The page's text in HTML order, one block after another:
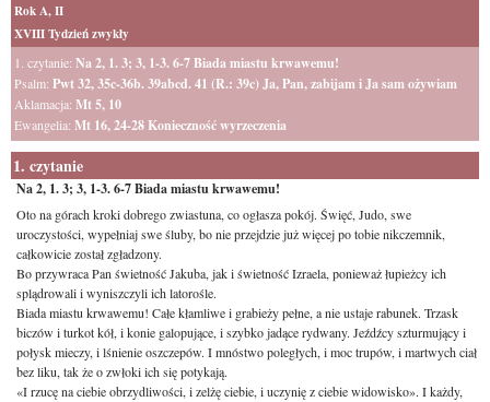
Rok A, II
XVIII Tydzień zwykły
1. czytanie: Na 2, 1. 3; 3, 1-3. 6-7 Biada miastu krwawemu!
Psalm: Pwt 32, 35c-36b. 39abcd. 41 (R.: 39c) Ja, Pan, zabijam i Ja sam ożywiam
Aklamacja: Mt 5, 10
Ewangelia: Mt 16, 24-28 Konieczność wyrzeczenia
1. czytanie
Na 2, 1. 3; 3, 1-3. 6-7 Biada miastu krwawemu!
Oto na górach kroki dobrego zwiastuna, co ogłasza pokój. Święć, Judo, swe
uroczystości, wypełniaj swe śluby, bo nie przejdzie już więcej po tobie nikczemnik,
całkowicie został zgładzony.
Bo przywraca Pan świetność Jakuba, jak i świetność Izraela, ponieważ łupieżcy ich
splądrowali i wyniszczyli ich latorośle.
Biada miastu krwawemu! Całe kłamliwe i grabieży pełne, a nie ustaje rabunek. Trzask
biczów i turkot kół, i konie galopujące, i szybko jadące rydwany. Jeźdźcy szturmujący i
połysk mieczy, i lśnienie oszczepów. I mnóstwo poległych, i moc trupów, i martwych ciał
bez liku, tak że o zwłoki ich się potykają.
«I rzucę na ciebie obrzydliwości, i zelżę ciebie, i uczynię z ciebie widowisko». I każdy,